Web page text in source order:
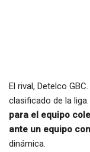
El rival, Detelco
clasificado de la liga.
para el equipo
ante un equipo
dinámica.